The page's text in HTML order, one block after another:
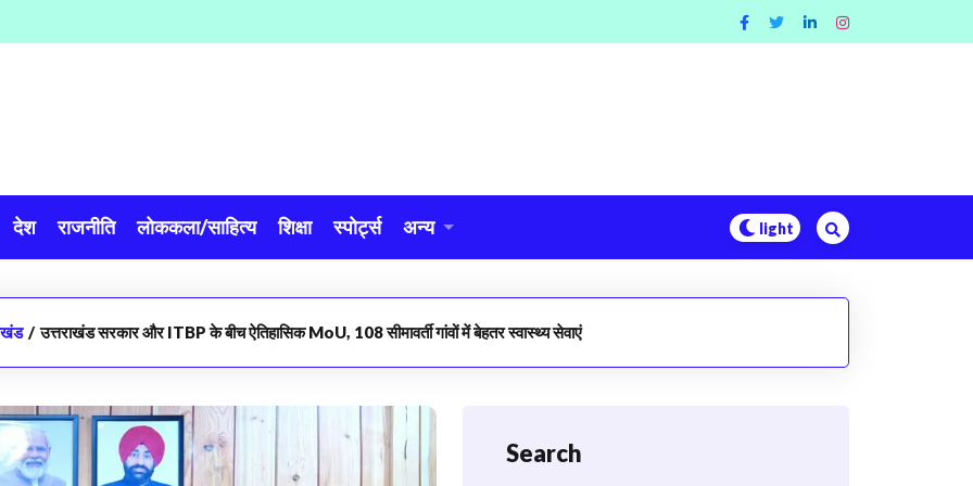
देश राजनीति लोककला/साहित्य शिक्षा स्पोर्ट्स अन्य
/ उत्तराखंड सरकार और ITBP के बीच ऐतिहासिक MoU, 108 सीमावर्ती गांवों में बेहतर स्वास्थ्य सेवाएं
Search